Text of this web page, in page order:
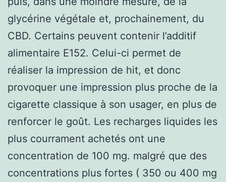
glycérine végétale et, prochainement, du
CBD. Certains peuvent contenir l’additif
alimentaire E152. Celui-ci permet de
réaliser la impression de hit, et donc
provoquer une impression plus proche de la
cigarette classique à son usager, en plus de
renforcer le goût. Les recharges liquides les
plus courrament achetés ont une
concentration de 100 mg. malgré que des
concentrations plus fortes ( 350 ou 400 mg